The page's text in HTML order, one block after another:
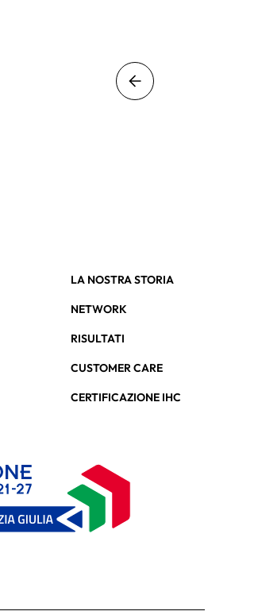
LA NOSTRA STORIA
NETWORK
RISULTATI
CUSTOMER CARE
CERTIFICAZIONE IHC